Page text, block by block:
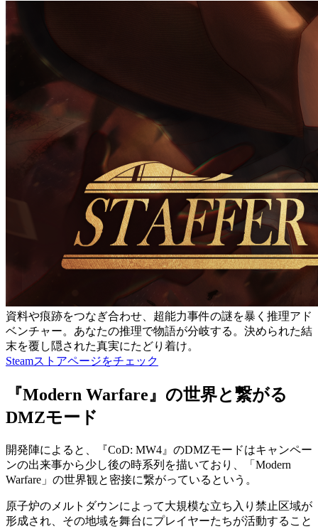
資料や痕跡をつなぎ合わせ、超能力事件の謎を暴く推理アド
ベンチャー。あなたの推理で物語が分岐する。決められた結
末を覆し隠された真実にたどり着け。
Steamストアページをチェック
『Modern Warfare』の世界と繋がる
DMZモード
開発陣によると、『CoD: MW4』のDMZモードはキャンペー
ンの出来事から少し後の時系列 を描いており、
「Modern
Warfare」の世界観と密接に繋がっているという。
原子炉のメルトダウンによって大規模な立ち入り禁止区域が
形成され、その地域を舞台にプレイヤーたちが活動すること